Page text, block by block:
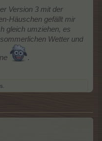
Version 3 mit der
Häuschen gefällt mir
gleich umziehen, es
Wetter und
.